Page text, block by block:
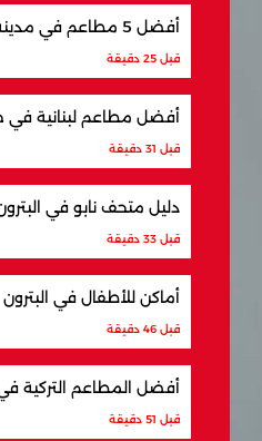
أفضل 5 مطاعم في مدينة جبيل
قبل 25 دقيقة
أفضل مطاعم لبنانية في
قبل 31 دقيقة
دليل متحف نابو في
قبل 33 دقيقة
أماكن للأطفال في البترون
قبل 46 دقيقة
أفضل المطاعم التركية
قبل 51 دقيقة